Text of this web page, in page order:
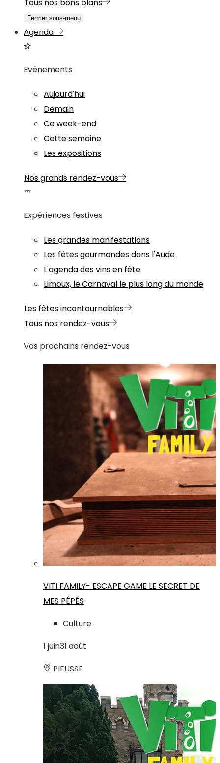
Tous nos bons plans
Fermer sous-menu
Agenda
Evénements
Aujourd'hui
Demain
Ce week-end
Cette semaine
Les expositions
Nos grands rendez-vous
Expériences festives
Les grandes manifestations
Les fêtes gourmandes dans l'Aude
L'agenda des vins en fête
Limoux, le Carnaval le plus long du monde
Les fêtes incontournables
Tous nos rendez-vous
Vos prochains rendez-vous
VITI FAMILY- ESCAPE GAME LE SECRET DE
MES PÉPÉS
Culture
1 juin31 août
PIEUSSE